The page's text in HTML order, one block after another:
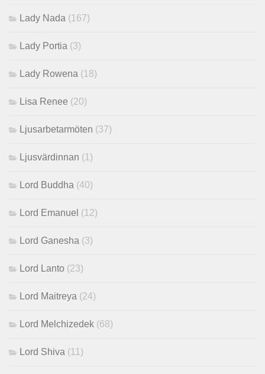
Lady Nada (167)
Lady Portia (3)
Lady Rowena (18)
Lisa Renee (20)
Ljusarbetarmöten (37)
Ljusvärdinnan (1)
Lord Buddha (40)
Lord Emanuel (12)
Lord Ganesha (3)
Lord Lanto (23)
Lord Maitreya (24)
Lord Melchizedek (68)
Lord Shiva (11)